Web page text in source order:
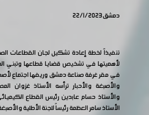
دمشق 22/1/2023
تنفيذاً لخطة إعادة تشكيل لجان القطاعات
لأهميتها في تشخيص قضايا قطاعها وتبني
في مقر غرفة صناعة دمشق وريفها اجتماع
والأصبغة والأحبار ترأسه الأستاذ غزوان
والأستاذ حسام عابدين رئيس القطاع
الأستاذ سامر العظمة رئيساً للجنة الأطلية